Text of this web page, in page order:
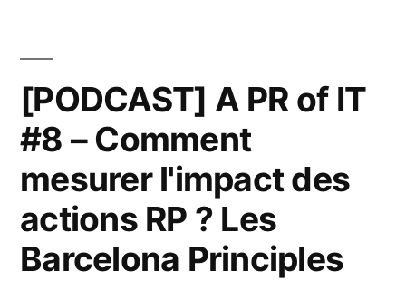
[PODCAST] A PR of IT
#8 – Comment
mesurer l'impact des
actions RP ? Les
Barcelona Principles